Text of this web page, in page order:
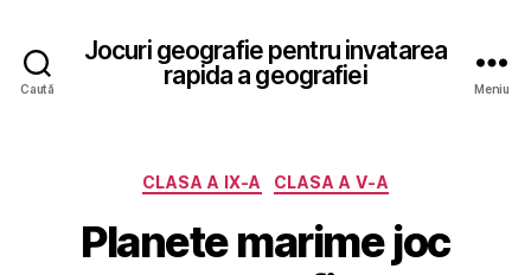
Caută
Jocuri geografie pentru invatarea
rapida a geografiei
Meniu
Categorii
CLASA A IX-A CLASA A V-A
Planete marime joc